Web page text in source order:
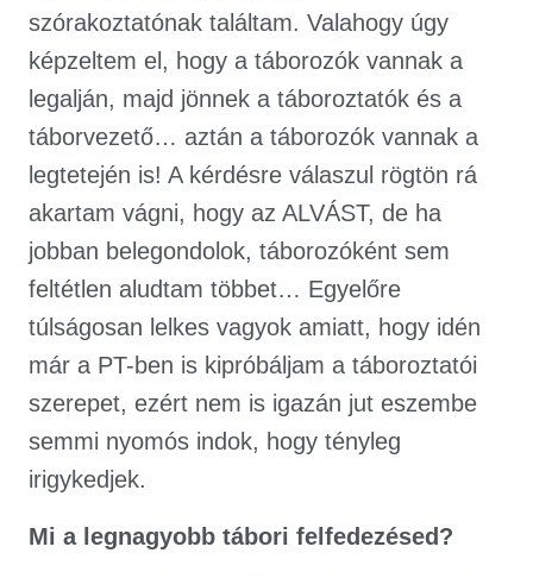
szórakoztatónak találtam. Valahogy úgy
képzeltem el, hogy a táborozók vannak a
legalján, majd jönnek a táboroztatók és a
táborvezető… aztán a táborozók vannak a
legtetején is! A kérdésre válaszul rögtön rá
akartam vágni, hogy az ALVÁST, de ha
jobban belegondolok, táborozóként sem
feltétlen aludtam többet… Egyelőre
túlságosan lelkes vagyok amiatt, hogy idén
már a PT-ben is kipróbáljam a táboroztatói
szerepet, ezért nem is igazán jut eszembe
semmi nyomós indok, hogy tényleg
irigykedjek.
Mi a legnagyobb tábori felfedezésed?